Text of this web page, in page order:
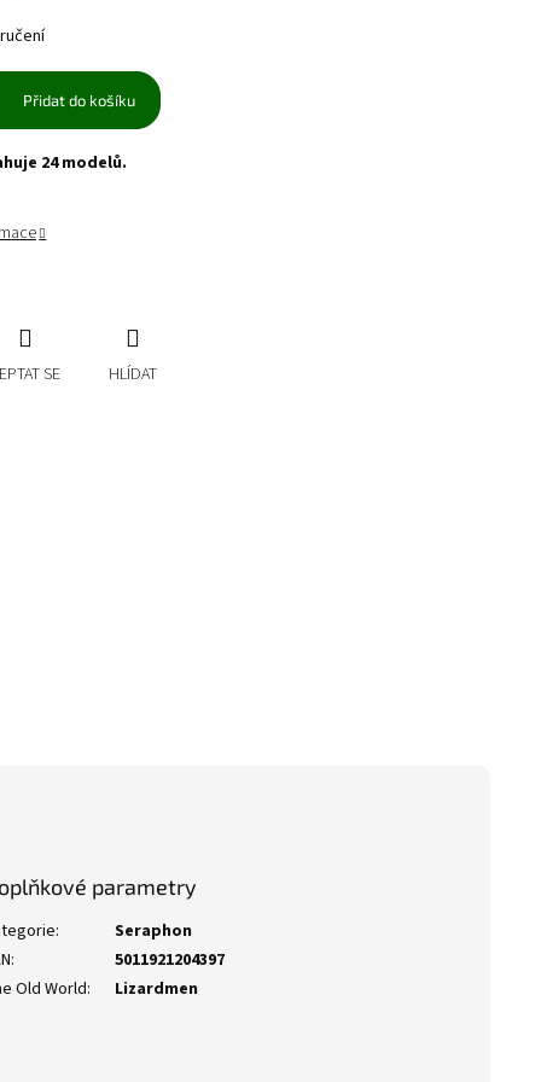
Přidat do košíku
24 modelů.
SE HLÍDAT
parametry
:
Seraphon
:
5011921204397
Old World: Lizardmen